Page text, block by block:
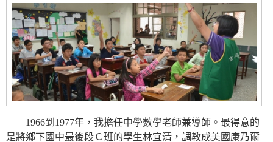
1966到1977年，我擔任中學數學老師兼導師。最得意的
是將鄉下國中最後段Ｃ班的學生林宜清，調教成美國康乃爾